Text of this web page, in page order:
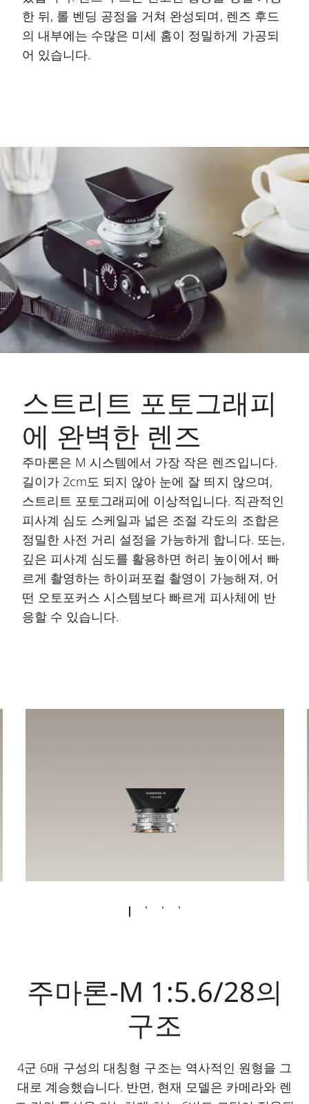
한 뒤, 롤 벤딩 공정을 거쳐 완성되며, 렌즈 후드
의 내부에는 수많은 미세 홈이 정밀하게 가공되
어 있습니다.
스트리트 포토그래피
에 완벽한 렌즈
주마론은 M 시스템에서 가장 작은 렌즈입니다.
길이가 2cm도 되지 않아 눈에 잘 띄지 않으며,
스트리트 포토그래피에 이상적입니다. 직관적인
피사계 심도 스케일과 넓은 조절 각도의 조합은
정밀한 사전 거리 설정을 가능하게 합니다. 또는,
깊은 피사계 심도를 활용하면 허리 높이에서 빠
르게 촬영하는 하이퍼포컬 촬영이 가능해져, 어
떤 오토포커스 시스템보다 빠르게 피사체에 반
응할 수 있습니다.
주마론-M 1:5.6/28의
구조
4군 6매 구성의 대칭형 구조는 역사적인 원형을 그
대로 계승했습니다. 반면, 현재 모델은 카메라와 렌